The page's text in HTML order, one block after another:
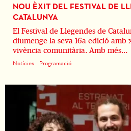
NOU ÈXIT DEL FESTIVAL DE
CATALUNYA
El Festival de Llegendes de
diumenge la seva 16a edició amb
vivència comunitària. Amb més...
Notícies Programació